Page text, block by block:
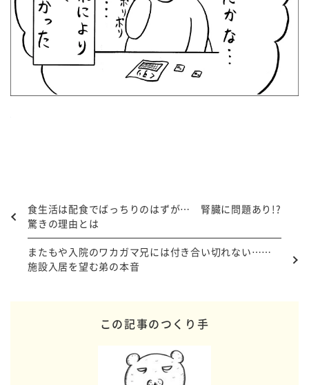
食生活は配食でばっちりのはずが… 腎臓に問題あり!?
驚きの理由とは
またもや入院のワカガマ兄には付き合い切れない……
施設入居を望む弟の本音
この記事のつくり手